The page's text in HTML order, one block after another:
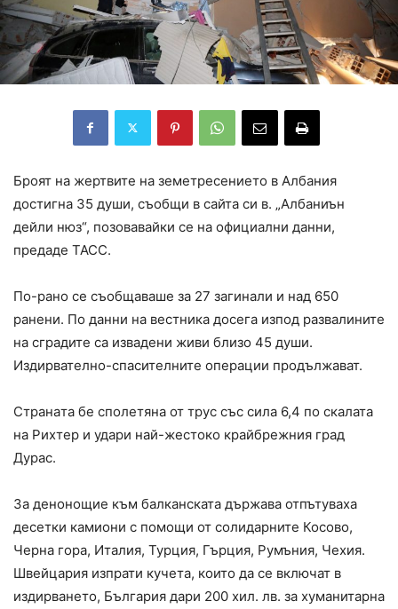
Броят на жертвите на земетресението в Албания
достигна 35 души, съобщи в сайта си в. „Албаниън
дейли нюз“, позовавайки се на официални данни,
предаде ТАСС.
По-рано се съобщаваше за 27 загинали и над 650
ранени. По данни на вестника досега изпод развалините
на сградите са извадени живи близо 45 души.
Издирвателно-спасителните операции продължават.
Странaта бе сполетяна от трус със сила 6,4 по скалата
на Рихтер и удари най-жестоко крайбрежния град
Дурас.
За денонощие към балканската държава отпътуваха
десетки камиони с помощи от солидарните Косово,
Черна гора, Италия, Турция, Гърция, Румъния, Чехия.
Швейцария изпрати кучета, които да се включат в
издирването, България дари 200 хил. лв. за хуманитарна